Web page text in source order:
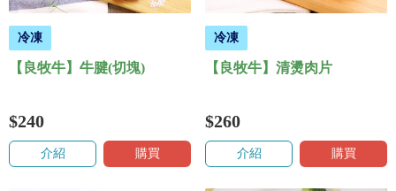
冷凍
【良牧牛】牛腱(切塊)
$240
介紹 購買
冷凍
【良牧牛】清燙肉片
$260
介紹 購買